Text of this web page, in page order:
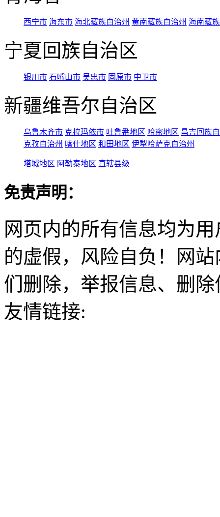
西宁市 海东市 海北藏族自治州 黄南藏族自治州 海南藏
宁夏回族自治区
银川市 石嘴山市 吴忠市 固原市 中卫市
新疆维吾尔自治区
乌鲁木齐市 克拉玛依市 吐鲁番地区 哈密地区 昌吉回族
克孜自治州 喀什地区 和田地区 伊犁哈萨克自治州
塔城地区 阿勒泰地区 直辖县级
免责声明：
网页内的所有信息均为
的虚假，风险自负！网
们删除，举报信息、删
友情链接: